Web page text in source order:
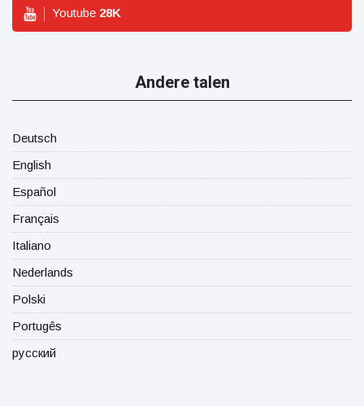
Youtube 28K
Andere talen
Deutsch
English
Español
Français
Italiano
Nederlands
Polski
Portugês
русский